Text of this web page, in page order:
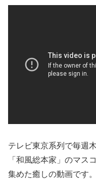
テレビ東京系列で毎週
「和風総本家」のマス
集めた癒しの動画です。